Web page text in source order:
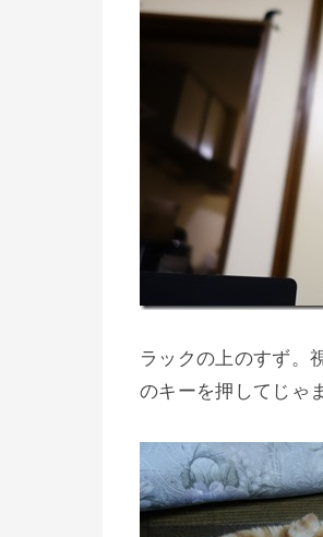
ラックの上のすず。
のキーを押してじゃ